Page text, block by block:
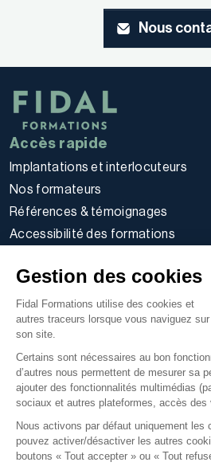
Gestion des cookies
Fidal Formations utilise des cookies et
autres traceurs lorsque vous naviguez sur
son site.
Certains sont nécessaires au bon
d’autres nous permettent de mesurer sa
ajouter des fonctionnalités multimédias
sociaux et autres plateformes, accès des
Nous activons par défaut uniquement les
pouvez activer/désactiver les autres
boutons « Tout accepter » ou « Tout
Nous
Accès rapide
Implantations et interlocuteurs
Nos formateurs
Références & témoignages
Accessibilité des formations
Politique d’utilisation des cookies
Politique de confidentialité
Conditions générales
Nos offres
E-learning
Formations certifiantes
Formations inter-entreprises
Formations intra-entreprises
Cycles d'actualité